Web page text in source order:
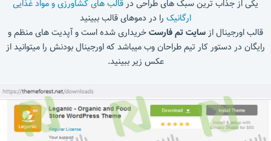
یکی از جذاب ترین سبک های طراحی در قالب های کشاورزی و مواد غذایی
ارگانیک را در دموهای قالب ببینید
قالب اورجینال از سایت تم فارستخریداری شده است و آپدیت های منظم و
رایگان در دستور کار تیم طراحان وب میباشد که اورجینال بودنش را میتوانید از
عکس زیر ببینید.